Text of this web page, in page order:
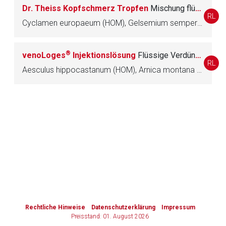
Dr. Theiss Kopfschmerz Tropfen Mischung flüssiger Verdünnungen
Cyclamen europaeum (HOM), Gelsemium sempervirens (HOM), Melilotus officinalis (HOM), Nitroglycerinum (HOM), Paris quadrifolia (HOM)
RL
venoLoges® Injektionslösung Flüssige Verdünnung zur Injektion
Aesculus hippocastanum (HOM), Arnica montana (HOM), Melilotus officinalis (HOM), Lachesis (HOM), Silybum marianum (HOM)
RL
Rechtliche Hinweise Datenschutzerklärung
Impressum
Preisstand: 01. August 2026
Zurück zur rote-liste.de Zur Seite